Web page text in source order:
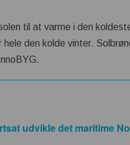
til at varme i den
hele den kolde vinter.
udvikle det maritime